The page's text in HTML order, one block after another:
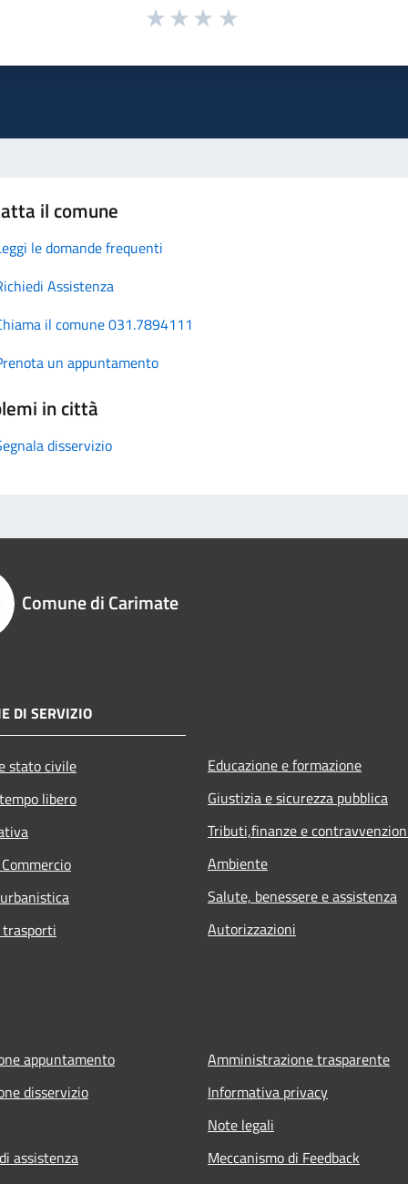
il comune
le domande frequenti
Assistenza
il comune 031.7894111
un appuntamento
in città
disservizio
Comune di Carimate
DI SERVIZIO
stato civile
libero
Educazione e formazione
Giustizia e sicurezza pubblica
Tributi,finanze e
Ambiente
Salute, benessere e assistenza
Autorizzazioni
appuntamento
disservizio
assistenza
Amministrazione trasparente
Informativa privacy
Note legali
Meccanismo di Feedback